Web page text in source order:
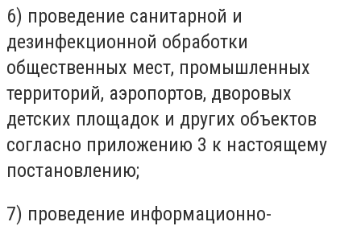
6) проведение санитарной и
дезинфекционной обработки
общественных мест, промышленных
территорий, аэропортов, дворовых
детских площадок и других объектов
согласно приложению 3 к настоящему
постановлению;
7) проведение информационно-